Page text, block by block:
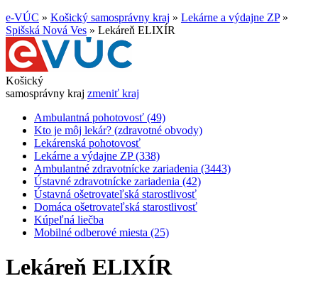
e-VÚC » Košický samosprávny kraj » Lekárne a výdajne ZP»
Spišská Nová Ves » Lekáreň ELIXÍR
Košický
samosprávny kraj zmeniť kraj
Ambulantná pohotovosť (49)
Kto je môj lekár? (zdravotné obvody)
Lekárenská pohotovosť
Lekárne a výdajne ZP (338)
Ambulantné zdravotnícke zariadenia (3443)
Ústavné zdravotnícke zariadenia (42)
Ústavná ošetrovateľská starostlivosť
Domáca ošetrovateľská starostlivosť
Kúpeľná liečba
Mobilné odberové miesta (25)
Lekáreň ELIXÍR